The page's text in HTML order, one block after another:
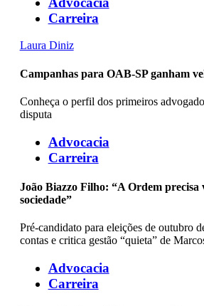
Carreira
Laura Diniz
Campanhas para OAB-SP ganham
Conheça o perfil dos primeiros
disputa
Advocacia
Carreira
João Biazzo Filho: “A Ordem precisa
sociedade”
Pré-candidato para eleições de outubro
contas e critica gestão “quieta” de
Advocacia
Carreira